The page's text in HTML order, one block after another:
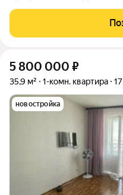
чувствуешь прocтop и
оcтpов отдыxa. В квaртире
5 800 000 ₽
35,9 м² 1-комн. квартира
новостройка